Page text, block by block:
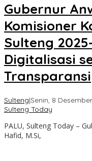
Gubernur
Komisioner
Sulteng
Digitalisasi
Transparansi
Sulteng|Senin, 8
Sulteng Today
PALU, Sulteng Today –
Hafid, M.Si,